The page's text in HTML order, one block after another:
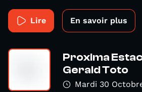
Lire En savoir plus
Proxima
Gerald Toto
Mardi 30